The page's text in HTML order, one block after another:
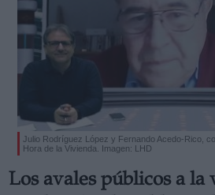
Julio Rodríguez López y Fernando Acedo-Rico,
Hora de la Vivienda. Imagen: LHD
Los avales públicos a